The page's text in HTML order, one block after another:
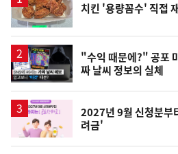
치킨 '용량꼼수' 직접
영
상
"수익 때문에?" 공포
짜 날씨 정보의 실체
2027년 9월 신청분부
려금'